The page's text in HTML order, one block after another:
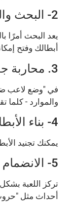
2- البحث والتكنولوجيا
يعد البحث أمرًا
أبطالك وفتح
3. محاربة جحافل الزومبي (لاعب ضد لاعب)
في "وضع لاعب ضد
والموارد - كلما
4- بناء الأبطال والقوات
يمكنك تجنيد
5- الانضمام إلى التحالف والنمو معًا
تركز اللعبة
أحداث مثل